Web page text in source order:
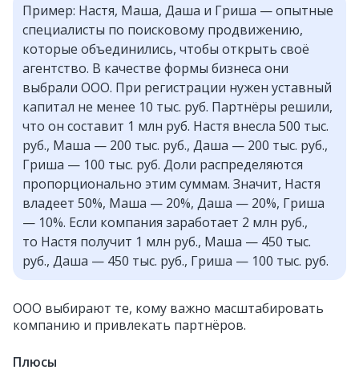
Пример: Настя, Маша, Даша и Гриша — опытные
специалисты по поисковому продвижению,
которые объединились, чтобы открыть своё
агентство. В качестве формы бизнеса они
выбрали ООО. При регистрации нужен уставный
капитал не менее 10 тыс. руб. Партнёры решили,
что он составит 1 млн руб. Настя внесла 500 тыс.
руб., Маша — 200 тыс. руб., Даша — 200 тыс. руб.,
Гриша — 100 тыс. руб. Доли распределяются
пропорционально этим суммам. Значит, Настя
владеет 50%, Маша — 20%, Даша — 20%, Гриша
— 10%. Если компания заработает 2 млн руб.,
то Настя получит 1 млн руб., Маша — 450 тыс.
руб., Даша — 450 тыс. руб., Гриша — 100 тыс. руб.
ООО выбирают те, кому важно масштабировать
компанию и привлекать партнёров.
Плюсы